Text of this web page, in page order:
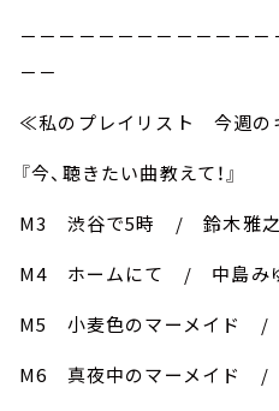
－－－－－－－－－－－－
－－
≪私のプレイリスト 今週の
『今、聴きたい曲教えて！』
M3 渋谷で5時 / 鈴木雅之
M4 ホームにて / 中島み
M5 小麦色のマーメイド /
M6 真夜中のマーメイド /